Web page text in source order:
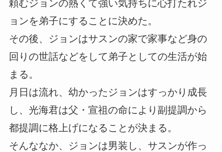
頼むジョンの熱くて強い気持ちに心打たれジ
ョンを弟子にすることに決めた。
その後、ジョンはサスンの家で家事など身の
回りの世話などをして弟子としての生活が始
まる。
月日は流れ、幼かったジョンはすっかり成長
し、光海君は父・宣祖の命により副提調から
都提調に格上げになることが決まる。
そんななか、ジョンは男装し、サスンが作っ